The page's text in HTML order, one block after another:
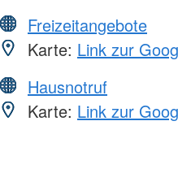
Freizeitangebote
Karte: Link zur
Hausnotruf
Karte: Link zur